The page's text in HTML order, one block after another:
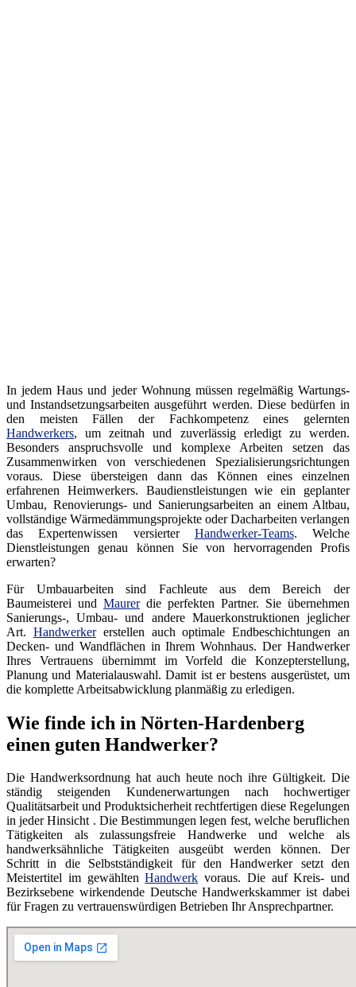
In jedem Haus und jeder Wohnung müssen regelmäßig Wartungs-
und Instandsetzungsarbeiten ausgeführt werden. Diese bedürfen in
den meisten Fällen der Fachkompetenz eines gelernten
Handwerkers, um zeitnah und zuverlässig erledigt zu werden.
Besonders anspruchsvolle und komplexe Arbeiten setzen das
Zusammenwirken von verschiedenen Spezialisierungsrichtungen
voraus. Diese übersteigen dann das Können eines einzelnen
erfahrenen Heimwerkers. Baudienstleistungen wie ein geplanter
Umbau, Renovierungs- und Sanierungsarbeiten an einem Altbau,
vollständige Wärmedämmungsprojekte oder Dacharbeiten verlangen
das Expertenwissen versierter Handwerker-Teams. Welche
Dienstleistungen genau können Sie von hervorragenden Profis
erwarten?
Für Umbauarbeiten sind Fachleute aus dem Bereich der
Baumeisterei und Maurerdie perfekten Partner. Sie übernehmen
Sanierungs-, Umbau- und andere Mauerkonstruktionen jeglicher
Art. Handwerkererstellen auch optimale Endbeschichtungen an
Decken- und Wandflächen in Ihrem Wohnhaus. Der Handwerker
Ihres Vertrauens übernimmt im Vorfeld die Konzepterstellung,
Planung und Materialauswahl. Damit ist er bestens ausgerüstet, um
die komplette Arbeitsabwicklung planmäßig zu erledigen.
Wie finde ich in Nörten-Hardenberg
einen guten Handwerker?
Die Handwerksordnung hat auch heute noch ihre Gültigkeit. Die
ständig steigenden Kundenerwartungen nach hochwertiger
Qualitätsarbeit und Produktsicherheit rechtfertigen diese Regelungen
in jeder Hinsicht . Die Bestimmungen legen fest, welche beruflichen
Tätigkeiten als zulassungsfreie Handwerke und welche als
handwerksähnliche Tätigkeiten ausgeübt werden können. Der
Schritt in die Selbstständigkeit für den Handwerker setzt den
Meistertitel im gewähltenHandwerk voraus. Die auf Kreis- und
Bezirksebene wirkendende Deutsche Handwerkskammer ist dabei
für Fragen zu vertrauenswürdigen Betrieben Ihr Ansprechpartner.